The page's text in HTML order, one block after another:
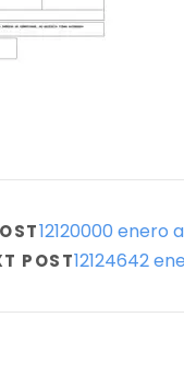
12120000 enero
POST12124642